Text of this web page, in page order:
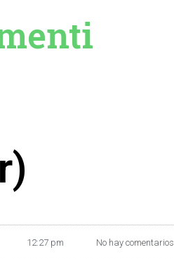
12:27 pm No hay comentarios